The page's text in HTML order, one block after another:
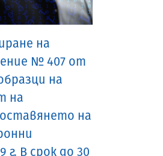
на
№ 407 от
на
на
на
г. В срок до 30